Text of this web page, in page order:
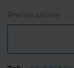
Prenotazione